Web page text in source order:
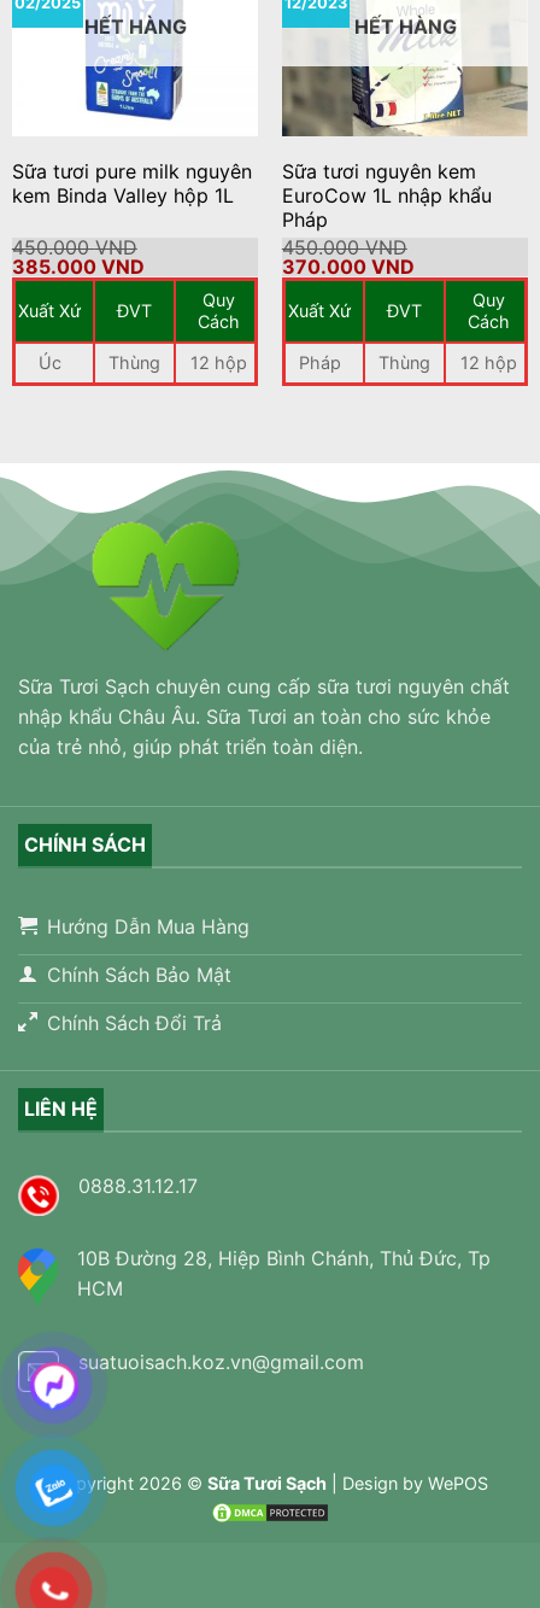
HẾT HÀNG
Sữa tươi pure milk nguyên
kem Binda Valley hộp 1L
450.000VND
Giá
gốc
là:
450.000 VND.
385.000 VNDGiá
hiện
tại
là:
385.000 VND.
Xuất Xứ ĐVT
Quy
Cách
Úc
Thùng 12 hộp
HẾT HÀNG
Sữa tươi nguyên kem
EuroCow 1L nhập khẩu
Pháp
450.000VND
Giá
gốc
là:
450.000 VND.
370.000 VNDGiá
hiện
tại
là:
370.000 VND.
Xuất Xứ ĐVT
Quy
Cách
Pháp
Thùng 12 hộp
Sữa Tươi Sạch chuyên cung cấp sữa tươi nguyên chất
nhập khẩu Châu Âu. Sữa Tươi an toàn cho sức khỏe
của trẻ nhỏ, giúp phát triển toàn diện.
CHÍNH SÁCH
Hướng Dẫn Mua Hàng
Chính Sách Bảo Mật
Chính Sách Đổi Trả
LIÊN HỆ
0888.31.12.17
10B Đường 28, Hiệp Bình Chánh, Thủ Đức, Tp
HCM
suatuoisach.koz.vn@gmail.com
Copyright 2026 © Sữa Tươi Sạch | Design by WePOS